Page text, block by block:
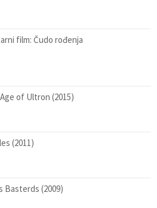
film: Čudo rođenja
of Ultron (2015)
(2011)
Basterds (2009)